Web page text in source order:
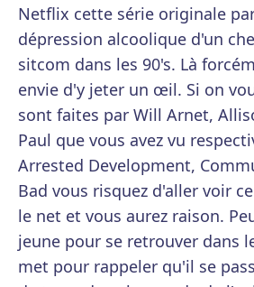
Netflix cette série originale
dépression alcoolique d'un
sitcom dans les 90's. Là
envie d'y jeter un œil. Si on
sont faites par Will Arnet,
Paul que vous avez vu
Arrested Development,
Bad vous risquez d'aller voir
le net et vous aurez raison.
jeune pour se retrouver dans
met pour rappeler qu'il se